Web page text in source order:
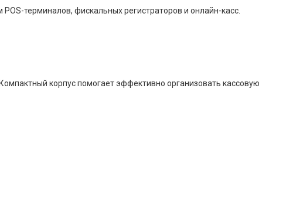
терминалов, фискальных регистраторов и онлайн-касс.
корпус помогает эффективно организовать кассовую